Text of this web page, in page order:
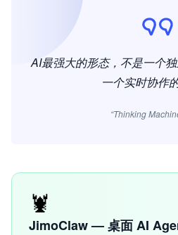
AI最强大的形态，不是一个
一个实时协作
“Thinking
🦞
JimoClaw — 桌面 AI